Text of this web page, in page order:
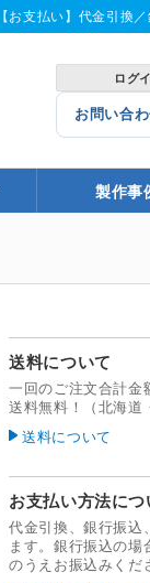
【お支払い】代金引換
ログ
お問い合
製作事
送料について
一回のご注文合計金
送料無料！（北海道
送料について
お支払い方法につ
代金引換、銀行振込
ます。銀行振込の
のうえお振込みくだ